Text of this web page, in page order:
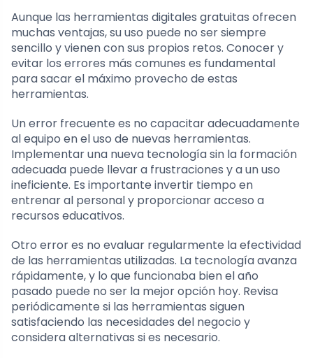
Aunque las herramientas digitales gratuitas ofrecen
muchas ventajas, su uso puede no ser siempre
sencillo y vienen con sus propios retos. Conocer y
evitar los errores más comunes es fundamental
para sacar el máximo provecho de estas
herramientas.
Un error frecuente es no capacitar adecuadamente
al equipo en el uso de nuevas herramientas.
Implementar una nueva tecnología sin la formación
adecuada puede llevar a frustraciones y a un uso
ineficiente. Es importante invertir tiempo en
entrenar al personal y proporcionar acceso a
recursos educativos.
Otro error es no evaluar regularmente la efectividad
de las herramientas utilizadas. La tecnología avanza
rápidamente, y lo que funcionaba bien el año
pasado puede no ser la mejor opción hoy. Revisa
periódicamente si las herramientas siguen
satisfaciendo las necesidades del negocio y
considera alternativas si es necesario.